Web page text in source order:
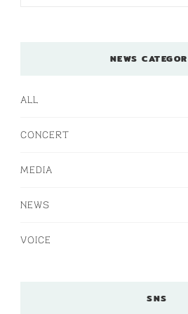
NEWS
ALL
CONCERT
MEDIA
NEWS
VOICE
SNS